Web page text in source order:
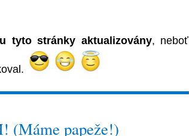
tyto stránky aktualizovány, neboť
(Máme papeže!)